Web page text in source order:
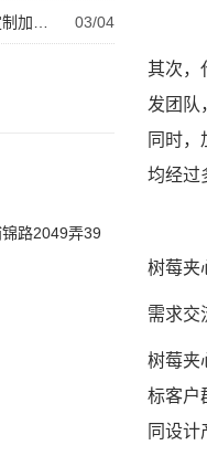
其次，
发团队
同时，
均经过
树莓夹
需求交
树莓夹
标客户
同设
03/04
路2049弄39